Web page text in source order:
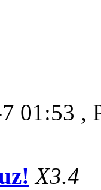
01:53 ,
X3.4